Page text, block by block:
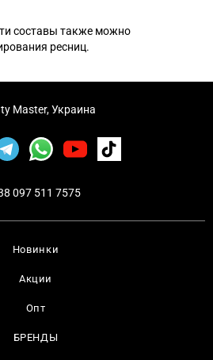
составы также можно
ресниц.
Новинки
Акции
Опт
БРЕНДЫ
Master, Украина
097 511 7575